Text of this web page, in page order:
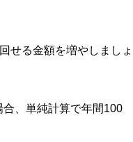
せる金額を増やしましょ
、単純計算で年間100